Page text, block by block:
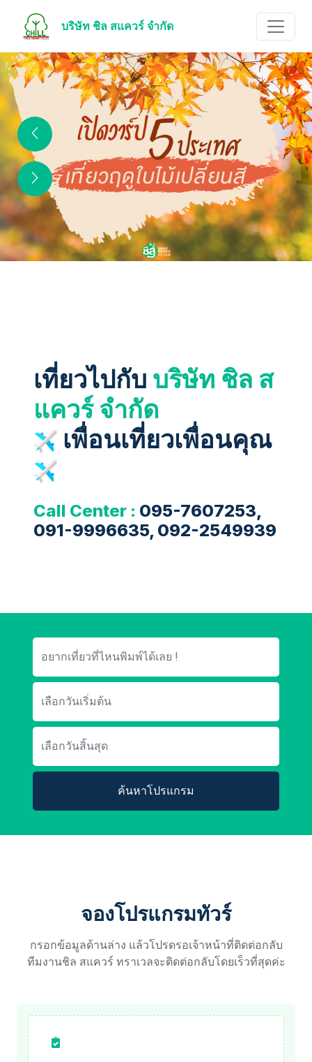
บริษัท ชิล สแควร์ จำกัด
เที่ยวไปกับ บริษัท ชิล ส
แควร์ จำกัด
เพื่อนเที่ยวเพื่อนคุณ
Call Center : 095-7607253,
091-9996635, 092-2549939
ค้นหาโปรแกรม
จองโปรแกรมทัวร์
กรอกข้อมูลด้านล่าง แล้วโปรดรอเจ้าหน้าที่ติดต่อกลับ
ทีมงานชิล สแควร์ ทราเวลจะติดต่อกลับโดยเร็วที่สุดค่ะ